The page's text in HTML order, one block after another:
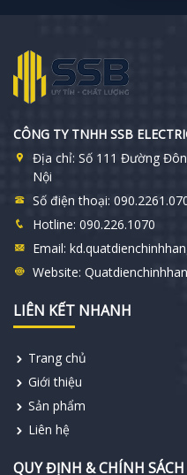
CÔNG TY TNHH SSB
Địa chỉ: Số 111 Đường
Nội
Số điện thoại:
Hotline: 090.226.1070
Email:
Website:
LIÊN KẾT NHANH
Trang chủ
Giới thiệu
Sản phẩm
Liên hệ
QUY ĐỊNH & CHÍNH SÁCH